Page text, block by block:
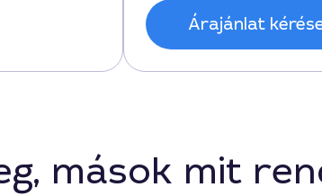
maradt, 45000 forintba
projekt végén minden
áttekintett, és a
tetszik a családnak,
Árajánlat
mások mit